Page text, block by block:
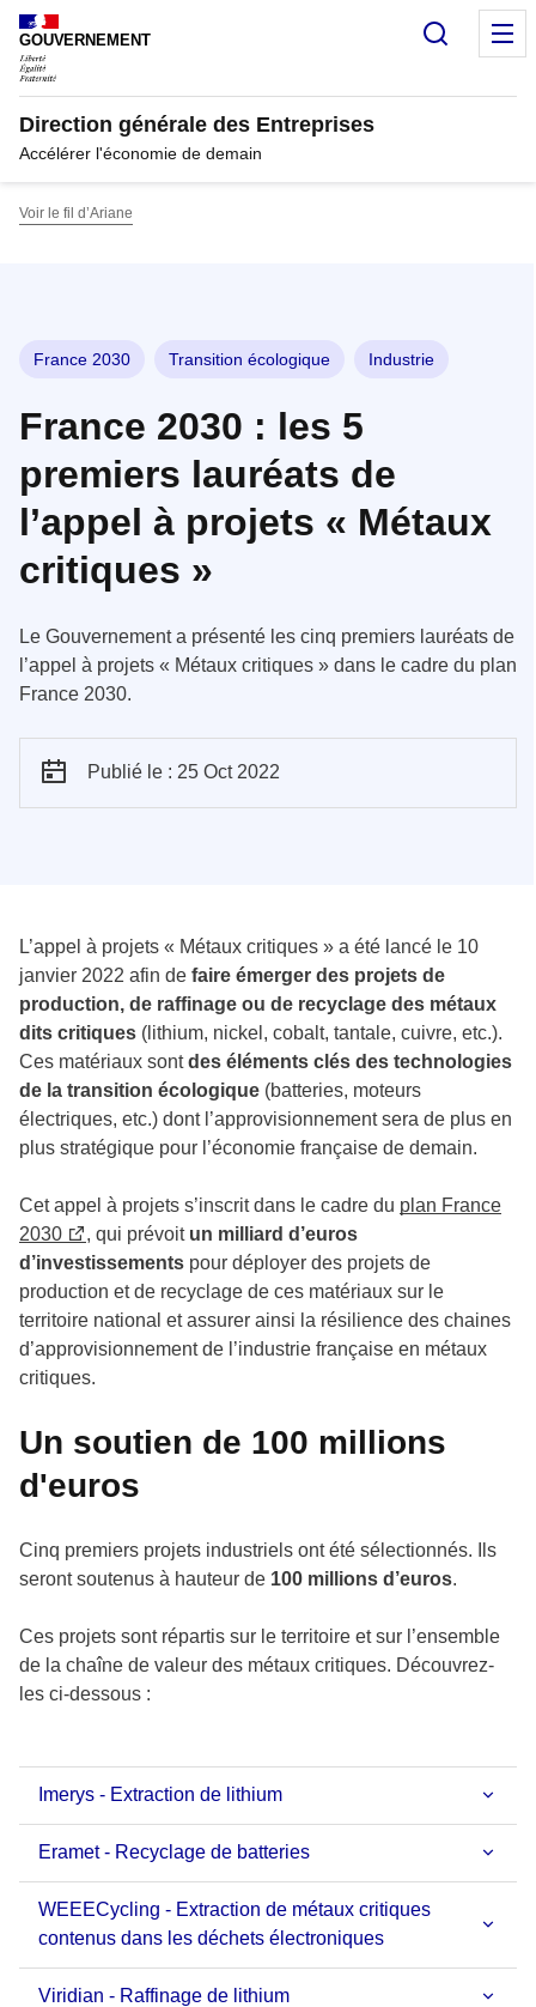
Panneau de gestion des cookies
GOUVERNEMENT
Direction générale des Entreprises
Accélérer l'économie de demain
Voir le fil d’Ariane
France 2030 Transition écologique Industrie
France 2030 : les 5
premiers lauréats de
l’appel à projets « Métaux
critiques »
Le Gouvernement a présenté les cinq premiers lauréats de
l’appel à projets « Métaux critiques » dans le cadre du plan
France 2030.
Publié le : 25 Oct 2022
L’appel à projets « Métaux critiques » a été lancé le 10
janvier 2022 afin de faire émerger des projets de
production, de raffinage ou de recyclage des métaux
dits critiques (lithium, nickel, cobalt, tantale, cuivre, etc.).
Ces matériaux sontdes éléments clés des technologies
de la transition écologique (batteries, moteurs
électriques, etc.) dont l’approvisionnement sera de plus en
plus stratégique pour l’économie française de demain.
Cet appel à projets s’inscrit dans le cadre du plan France
2030
, qui prévoit un milliard d’euros
d’investissements pour déployer des projets de
production et de recyclage de ces matériaux sur le
territoire national et assurer ainsi la résilience des chaines
d’approvisionnement de l’industrie française en métaux
critiques.
Un soutien de 100 millions
d'euros
Cinq premiers projets industriels ont été sélectionnés. Ils
seront soutenus à hauteur de 100 millions d’euros.
Ces projets sont répartis sur le territoire et sur l’ensemble
de la chaîne de valeur des métaux critiques. Découvrez-
les ci-dessous :
Imerys - Extraction de lithium
Eramet - Recyclage de batteries
WEEECycling - Extraction de métaux critiques
contenus dans les déchets électroniques
Viridian - Raffinage de lithium